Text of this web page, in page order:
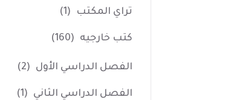
تراي المكتب (1)
كتب خارجيه (160)
الفصل الدراسي الأول (2)
الفصل الدراسي الثاني (1)